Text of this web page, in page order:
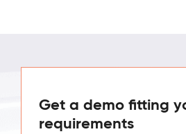
Get a demo fitting
requirements